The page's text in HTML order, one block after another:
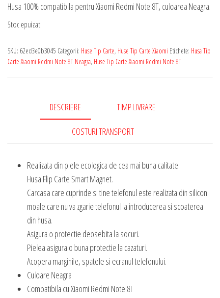
Husa 100% compatibila pentru Xiaomi Redmi Note 8T, culoarea Neagra.
Stoc epuizat
SKU: 62ed3e0b3045 Categorii: Huse Tip Carte, Huse Tip Carte Xiaomi Etichete: Husa Tip
Carte Xiaomi Redmi Note 8T Neagra, Huse Tip Carte Xiaomi Redmi Note 8T
DESCRIERE TIMP LIVRARE
COSTURI TRANSPORT
Realizata din piele ecologica de cea mai buna calitate.
Husa Flip Carte Smart Magnet.
Carcasa care cuprinde si tine telefonul este realizata din silicon
moale care nu va zgarie telefonul la introducerea si scoaterea
din husa.
Asigura o protectie deosebita la socuri.
Pielea asigura o buna protectie la cazaturi.
Acopera marginile, spatele si ecranul telefonului.
Culoare Neagra
Compatibila cu Xiaomi Redmi Note 8T